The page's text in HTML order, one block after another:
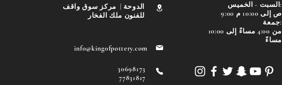
الدوحة | مركز سوق واقف
للفنون ملك الفخار
info@kingofpottery.com
30698173
77831817
السبت - الخميس:
9:00 ص إلى 10:00 م
جمعة:
من 4:00 مساءً إلى 10:00
مساءً